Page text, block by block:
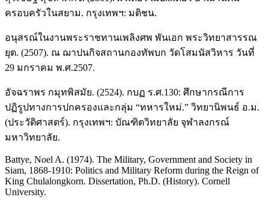
ครอบครัวในสยาม. กรุงเทพฯ: มติชน.
อนุสรณ์ในงานพระราชทานเพลิงศพ พันเอก พระวิทยาสารรณ
ยุต. (2507). ณ ฌาปนกิจสถานกองทัพบก วัดโสมนัสวิหาร วันที่
29 มกราคม พ.ศ.2507.
อัจฉราพร กมุทพิสมัย. (2524). กบฏ ร.ศ.130: ศึกษากรณีการ
ปฏิรูปทางการปกครองและกลุ่ม “ทหารใหม่.” วิทยานิพนธ์ อ.ม.
(ประวัติศาสตร์). กรุงเทพฯ: บัณฑิตวิทยาลัย จุฬาลงกรณ์
มหาวิทยาลัย.
Battye, Noel A. (1974). The Military, Government and Society in
Siam, 1868-1910: Politics and Military Reform during the Reign of
King Chulalongkorn. Dissertation, Ph.D. (History). Cornell
University.